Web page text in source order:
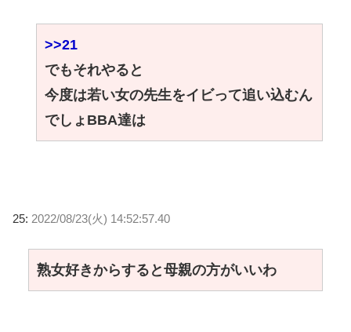
>>21
でもそれやると
今度は若い女の先生をイビって追い込むん
でしょBBA達は
25: 2022/08/23(火) 14:52:57.40
熟女好きからすると母親の方がいいわ